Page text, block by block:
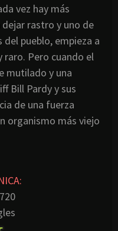
vez hay más
rastro y uno de
pueblo, empieza a
Pero cuando el
mutilado y una
Bill Pardy y sus
de una fuerza
organismo más viejo
720